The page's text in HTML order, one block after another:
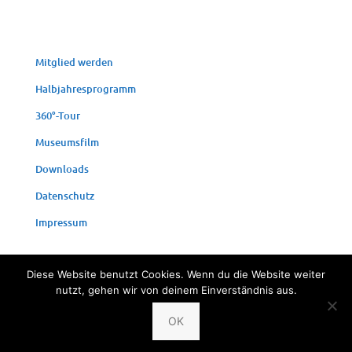
Mit­glied werden
Halb­jah­res­pro­gramm
360°-Tour
Muse­ums­film
Down­loads
Daten­schutz
Impres­sum
© 2024 Fischereimuseum Bergheim/Sieg
Diese Website benutzt Cookies. Wenn du die Website weiter
nutzt, gehen wir von deinem Einverständnis aus.
OK